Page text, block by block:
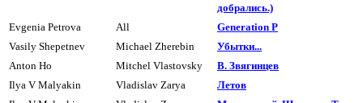
добpались.)
Evgenia Petrova
All
Generation P
Vasily Shepetnev
Michael Zherebin
Убытки...
Anton Ho
Mitchel Vlastovsky
В. Звягинцев
Ilya V Malyakin
Vladislav Zarya
Летов